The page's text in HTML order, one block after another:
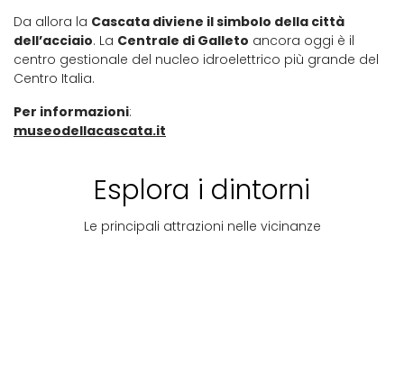
Da allora la Cascata diviene il simbolo della città
dell’acciaio. La Centrale di Galleto ancora oggi è il
centro gestionale del nucleo idroelettrico più grande del
Centro Italia.
Per informazioni:
museodellacascata.it
Esplora i dintorni
Le principali attrazioni nelle vicinanze